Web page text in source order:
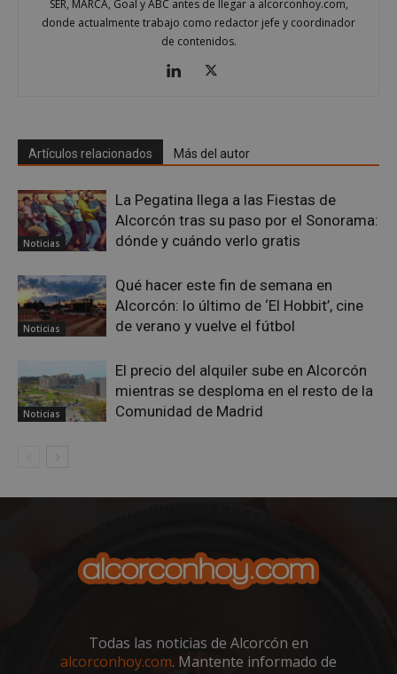
SER, MARCA, Goal y ABC antes de llegar a alcorconhoy.com,
donde actualmente trabajo como redactor jefe y coordinador
de contenidos.
Artículos relacionados Más del autor
Noticias
La Pegatina llega a las Fiestas de
Alcorcón tras su paso por el Sonorama:
dónde y cuándo verlo gratis
Noticias
Qué hacer este fin de semana en
Alcorcón: lo último de ‘El Hobbit’, cine
de verano y vuelve el fútbol
Noticias
El precio del alquiler sube en Alcorcón
mientras se desploma en el resto de la
Comunidad de Madrid
Todas las noticias de Alcorcón en
alcorconhoy.com. Mantente informado de
VISITOR_PRIVACY_METADATA
.youtube.com
5 meses 4
semanas
sp_t
Spotify Inc.
.twitter.com
58 segundos
CookieScriptConsent
CookieScript